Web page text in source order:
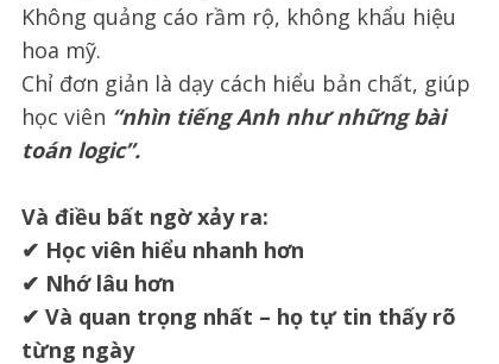
Không quảng cáo rầm rộ, không khẩu hiệu
hoa mỹ.
Chỉ đơn giản là dạy cách hiểu bản chất, giúp
học viên “nhìn tiếng Anh như những bài
toán logic”.
Và điều bất ngờ xảy ra:
✔ Học viên hiểu nhanh hơn
✔ Nhớ lâu hơn
✔ Và quan trọng nhất – họ tự tin thấy rõ
từng ngày